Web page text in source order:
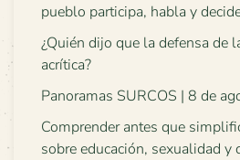
pueblo participa, habla y
¿Quién dijo que la defensa de
acrítica?
Panoramas SURCOS | 8 de
Comprender antes que
sobre educación, sexualidad y